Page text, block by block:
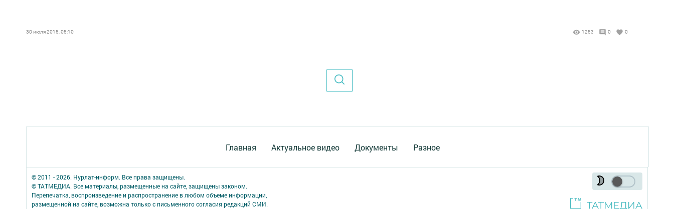
30 июля 2015, 05:10 1253 0 0
Главная Актуальное видео Документы Разное
© 2011 - 2026. Нурлат-⁠информ. Все права защищены.
© ТАТМЕДИА. Все материалы, размещенные на сайте, защищены законом.
Перепечатка, воспроизведение и распространение в любом объеме информации,
размещенной на сайте, возможна только с письменного согласия редакций СМИ.